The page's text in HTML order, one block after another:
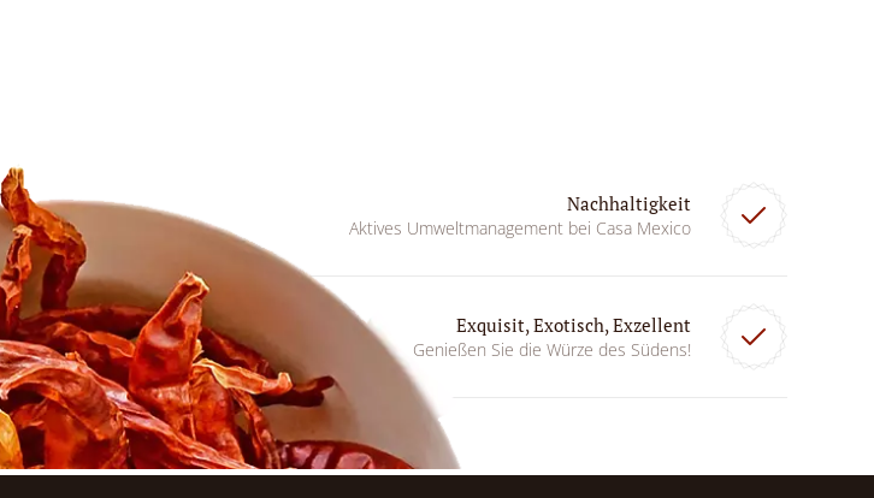
Nachhaltigkeit
Aktives Umweltmanagement bei Casa Mexico
Exquisit, Exotisch, Exzellent
Genießen Sie die Würze des Südens!